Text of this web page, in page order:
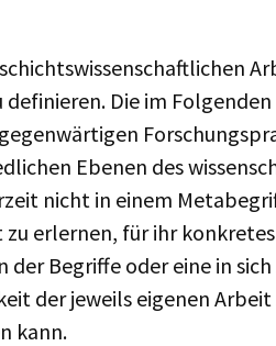
Die im
Ebenen des
nicht in einem
zu erlernen, für ihr
Begriffe oder eine in
der jeweils eigenen
kann.